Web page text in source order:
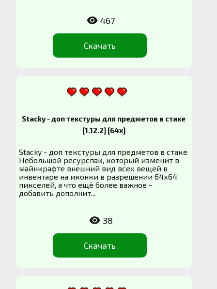
Скачать
467
Stacky - доп текстуры для предметов в стаке
[1.12.2] [64x]
Stacky - доп текстуры для предметов в стаке
Небольшой ресурспак, который изменит в
майнкрафте внешний вид всех вещей в
инвентаре на иконки в разрешении 64х64
пикселей, а что ещё более важное -
добавить дополнит...
Скачать
38